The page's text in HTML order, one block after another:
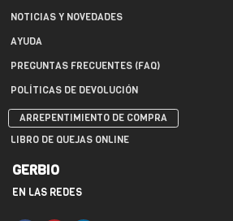
NOTICIAS Y NOVEDADES
AYUDA
PREGUNTAS FRECUENTES (FAQ)
POLÍTICAS DE DEVOLUCIÓN
ARREPENTIMIENTO DE COMPRA
LIBRO DE QUEJAS ONLINE
GERBIO
EN LAS REDES